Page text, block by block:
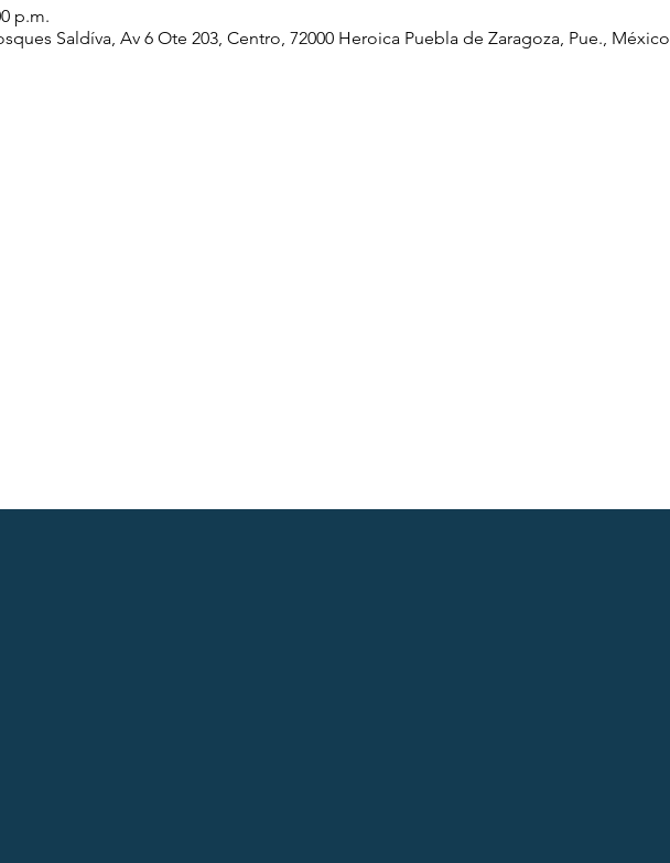
p.m.
Saldíva, Av 6 Ote 203, Centro, 72000 Heroica Puebla de Zaragoza, Pue., México